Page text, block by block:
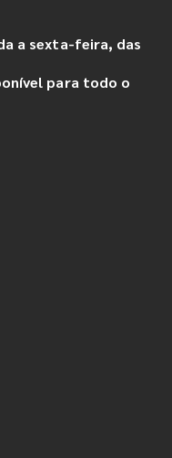
a sexta-feira, das
para todo o